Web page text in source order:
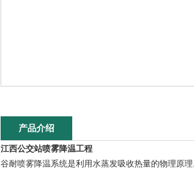
产品介绍
江西公交站喷雾降温工程
谷耐喷雾降温系统是利用水蒸发吸收热量的物理原